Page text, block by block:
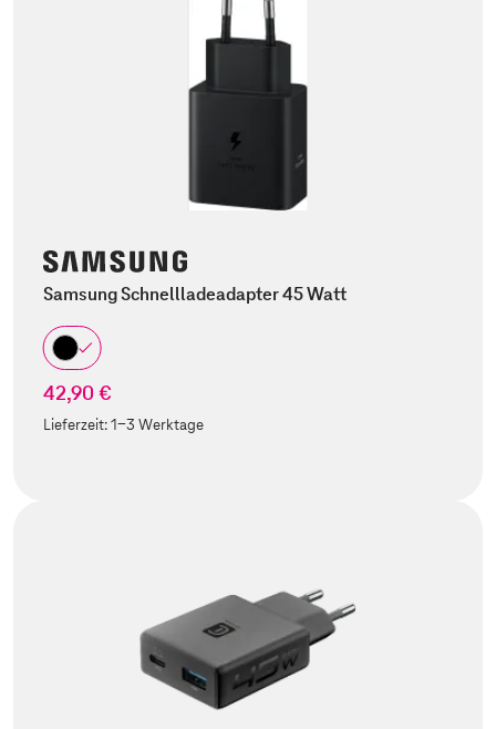
Samsung Schnellladeadapter 45 Watt
42,90 €
Lieferzeit:1-3 Werktage